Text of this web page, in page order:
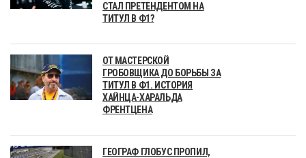
СТАЛ ПРЕТЕНДЕНТОМ НА
ТИТУЛ В Ф1?
ОТ МАСТЕРСКОЙ
ГРОБОВЩИКА ДО БОРЬБЫ ЗА
ТИТУЛ В Ф1. ИСТОРИЯ
ХАЙНЦА-ХАРАЛЬДА
ФРЕНТЦЕНА
ГЕОГРАФ ГЛОБУС ПРОПИЛ,